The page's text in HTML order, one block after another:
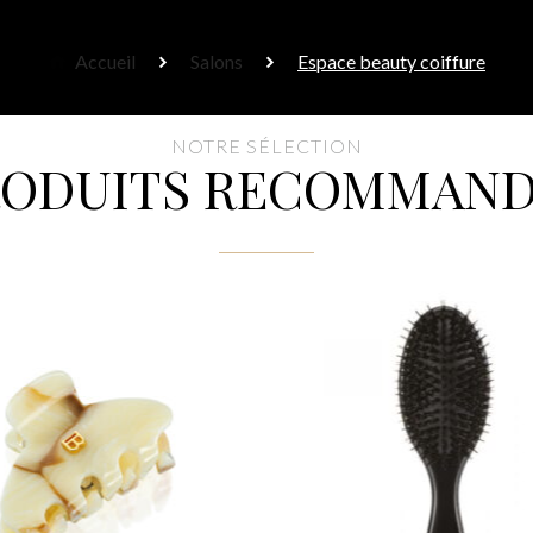
Accueil Salons Espace beauty coiffure
NOTRE SÉLECTION